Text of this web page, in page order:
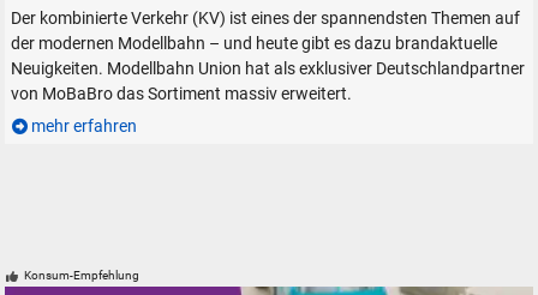
Der kombinierte Verkehr (KV) ist eines der spannendsten Themen auf
der modernen Modellbahn – und heute gibt es dazu brandaktuelle
Neuigkeiten. Modellbahn Union hat als exklusiver Deutschlandpartner
von MoBaBro das Sortiment massiv erweitert.
mehr erfahren
Konsum-Empfehlung